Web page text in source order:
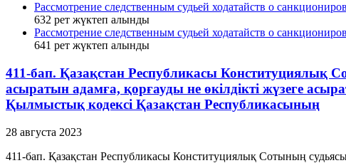
Рассмотрение следственным судьей ходатайств о
632 рет жүктеп алынды
Рассмотрение следственным судьей ходатайств о
641 рет жүктеп алынды
411-бап. Қазақстан Республикасы Конституциялық
асыратын адамға, қорғауды не өкілдікті жүзеге
Қылмыстық кодексi Қазақстан Республикасының
28 августа 2023
411-бап. Қазақстан Республикасы Конституциялық Сотының